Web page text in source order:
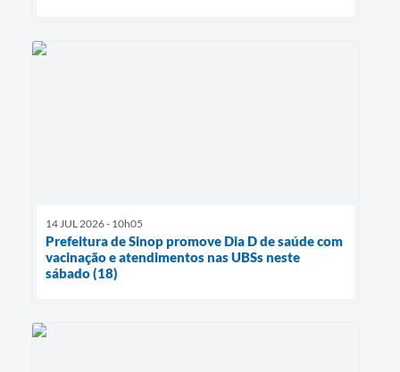
14 JUL 2026 - 10h05
Prefeitura de Sinop promove Dia D de saúde com
vacinação e atendimentos nas UBSs neste
sábado (18)